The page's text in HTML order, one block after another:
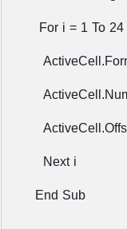
For i = 1 To 24
Next i
End Sub